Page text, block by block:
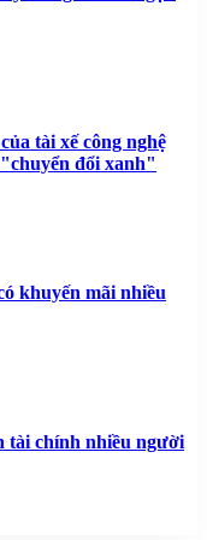
tài xế công nghệ
đổi xanh"
khuyến mãi nhiều
tài chính nhiều người